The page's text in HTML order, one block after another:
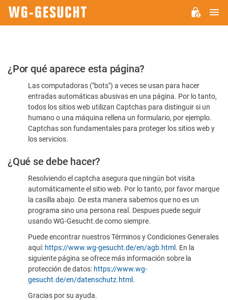
Por
favor,
confirme
humano
¿Por qué aparece esta página?
Las computadoras ("bots") a veces se usan para hacer
entradas automáticas abusivas en una página. Por lo tanto,
todos los sitios web utilizan Captchas para distinguir si un
humano o una máquina rellena un formulario, por ejemplo.
Captchas son fundamentales para proteger los sitios web y
los servicios.
¿Qué se debe hacer?
Resolviendo el captcha asegura que ningún bot visita
automáticamente el sitio web. Por lo tanto, por favor marque
la casilla abajo. De esta manera sabemos que no es un
programa sino una persona real. Despues puede seguir
usando WG-Gesucht.de como siempre.
Puede encontrar nuestros Términos y Condiciones Generales
aquí: https://www.wg-gesucht.de/en/agb.html . En la
siguiente página se ofrece más información sobre la
protección de datos: https://www.wg-
gesucht.de/en/datenschutz.html .
Gracias por su ayuda.